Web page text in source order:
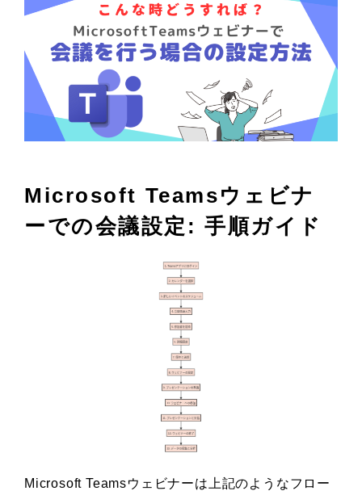
Microsoft Teamsウェビナ
ーでの会議設定: 手順ガイド
Microsoft Teamsウェビナーは上記のようなフロー